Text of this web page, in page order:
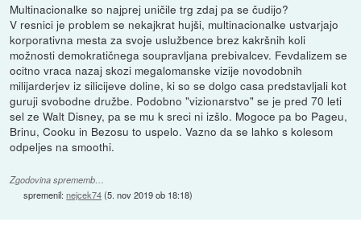
Multinacionalke so najprej uničile trg zdaj pa se čudijo?
V resnici je problem se nekajkrat hujši, multinacionalke ustvarjajo
korporativna mesta za svoje uslužbence brez kakršnih koli
možnosti demokratičnega soupravljana prebivalcev. Fevdalizem se
ocitno vraca nazaj skozi megalomanske vizije novodobnih
milijarderjev iz silicijeve doline, ki so se dolgo casa predstavljali kot
guruji svobodne družbe. Podobno "vizionarstvo" se je pred 70 leti
sel ze Walt Disney, pa se mu k sreci ni izšlo. Mogoce pa bo Pageu,
Brinu, Cooku in Bezosu to uspelo. Vazno da se lahko s kolesom
odpeljes na smoothi.
Zgodovina sprememb…
spremenil:nejcek74(5. nov 2019 ob 18:18)